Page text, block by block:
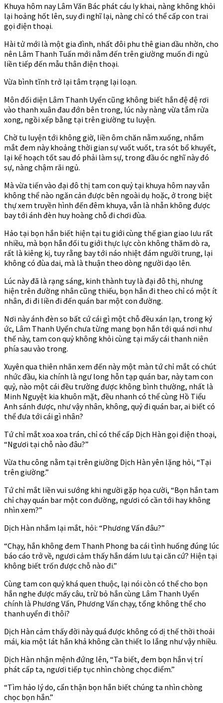
Khuya hôm nay Lâm Văn Bác phát cáu ly khai, nàng không khỏi
lại hoảng hốt lên, suy đi nghĩ lại, nàng chỉ có thể cấp con trai
gọi điện thoại.
Hài tử mới là một gia đình, nhất đôi phu thê gian dầu nhờn, cho
nên Lâm Thanh Tuấn mới nằm đến trên giường muốn đi ngủ
liền tiếp đến mẫu thân điện thoại.
Vừa bình tĩnh trở lại tâm trạng lại loạn.
Môn đối diện Lâm Thanh Uyển cũng không biết hắn đệ đệ rơi
vào thanh xuân đau đớn bên trong, lúc này nàng vừa tắm rửa
xong, ngồi xếp bằng tại trên giường tu luyện.
Chờ tu luyện tới không giờ, liền ôm chăn nằm xuống, nhắm
mắt đem này khoảng thời gian sự vuốt vuốt, tra sót bổ khuyết,
lại kế hoạch tốt sau đó phải làm sự, trong đầu óc nghĩ này đó
sự, nàng chậm rãi ngủ.
Mà vừa tiến vào đại đô thị tam con quỷ tại khuya hôm nay vẫn
không thể nào ngăn cản được bên ngoài dụ hoặc, ở trong biệt
thự xem truyền hình đến đêm khuya, vẫn là nhẫn không được
bay tới ánh đèn huy hoàng chỗ đi chơi đùa.
Hảo tại bọn hắn biết hiện tại tu giới cùng thế gian giao lưu rất
nhiều, mà bọn hắn đối tu giới thực lực còn không thăm dò ra,
rất là kiêng kị, tuy rằng bay tới náo nhiệt đám người trung, lại
không có đùa dai, mà là thuận theo dòng người dạo lên.
Lúc này đã là rạng sáng, kinh thành tuy là đại đô thị, nhưng
hiện trên đường nhân cũng thiếu, bọn hắn đi theo chỉ có một ít
nhân, đi đi liền đi đến quán bar một con đường.
Nơi này ánh đèn so bất cứ cái gì một chỗ đều xán lạn, trong ký
ức, Lâm Thanh Uyển chưa từng mang bọn hắn tới quá nơi như
thế này, tam con quỷ không khỏi cùng tại mấy cái thanh niên
phía sau vào trong.
Xuyên qua thiên nhãn xem đến này một màn tứ chỉ mắt có chút
nhức đầu, kia chính là ngư long hỗn tạp quán bar, này tam con
quỷ, nào một cái đều trường được không bình thường, nhất là
Minh Nguyệt kia khuôn mặt, đều nhanh có thể cùng Hồ Tiểu
Anh sánh được, như vậy nhân, không, quỷ đi quán bar, ai biết có
thể đưa tới cái gì nhân?
Tứ chỉ mắt xoa xoa trán, chỉ có thể cấp Dịch Hàn gọi điện thoại,
“Ngươi tại chỗ nào đâu?”
Vừa thu công nằm tại trên giường Dịch Hàn yên lặng hỏi, “Tại
trên giường.”
Tứ chỉ mắt liền vui sướng khi người gặp họa cười, “Bọn hắn tam
chỉ chạy quán bar một con đường, ngươi có cần tới hay không
nhìn xem?”
Dịch Hàn nhắm lại mắt, hỏi: “Phương Vấn đâu?”
“Chạy, hắn không đem Thanh Phong ba cái tình huống đúng lúc
báo cáo trở về, ngươi cảm thấy hắn dám lưu tại căn cứ? Hiện tại
không biết trốn được chỗ nào đi.”
Cùng tam con quỷ khá quen thuộc, lại nói còn có thể cho bọn
hắn nghe được mấy câu, trừ bỏ hắn cùng Lâm Thanh Uyển
chính là Phương Vấn, Phương Vấn chạy, tổng không thể cho
thanh uyển đi thôi?
Dịch Hàn cảm thấy đời này quá được không có dị thế thời thoải
mái, kia một lát hắn khả không cần thiết lo lắng như vậy nhiều.
Dịch Hàn nhận mệnh đứng lên, “Ta biết, đem bọn hắn vị trí
phát cấp ta, ngươi tiếp tục nhìn chòng chọc điểm.”
“Tìm hảo lý do, cẩn thận bọn hắn biết chúng ta nhìn chòng
chọc bọn hắn.”